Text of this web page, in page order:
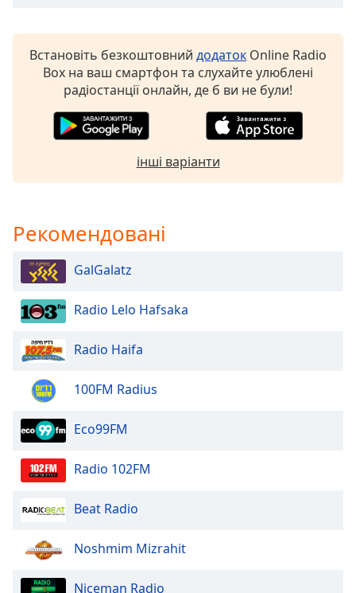
Beginning
close
Color
Opacity
Text
Background
Color
Opacity
Caption
Area
Background
Opacity
Встановіть безкоштовний додаток Online Radio
Box на ваш смартфон та слухайте улюблені
радіостанції онлайн, де б ви не були!
інші варіанти
Рекомендовані
GalGalatz
Radio Lelo Hafsaka
Radio Haifa
100FM Radius
Eco99FM
Radio 102FM
Beat Radio
Noshmim Mizrahit
Niceman Radio